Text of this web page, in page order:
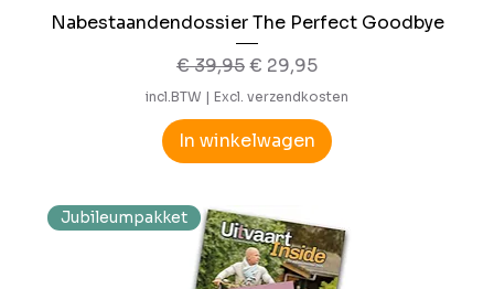
Nabestaandendossier The Perfect Goodbye
Normale prijs
€ 39,95Verkoopprijs
€ 29,95
incl.BTW | Excl. verzendkosten
In winkelwagen
Jubileumpakket